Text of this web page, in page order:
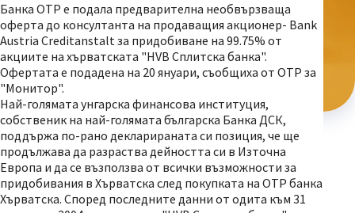
Банка ОТР е подала предварителна необвързваща
оферта до консултанта на продаващия акционер- Bank
Austria Creditanstalt за придобиване на 99.75% от
акциите на хърватската "HVB Сплитска банка".
Офертата е подадена на 20 януари, съобщиха от ОТР за
"Монитор".
Най-голямата унгарска финансова институция,
собственик на най-голямата българска Банка ДСК,
поддържа по-рано декларираната си позиция, че ще
продължава да разраства дейността си в Източна
Европа и да се възползва от всички възможности за
придобивания в Хърватска след покупката на OTР банка
Хърватска. Според последните данни от одита към 31